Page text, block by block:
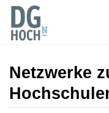
Netzwerke